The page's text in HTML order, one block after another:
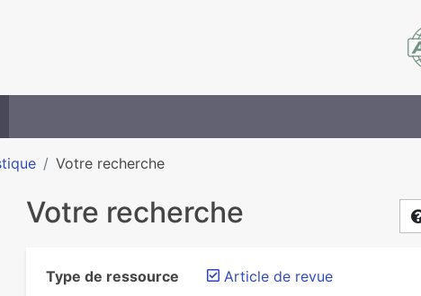
Votre recherche
Votre recherche
Type de ressource
Article de revue